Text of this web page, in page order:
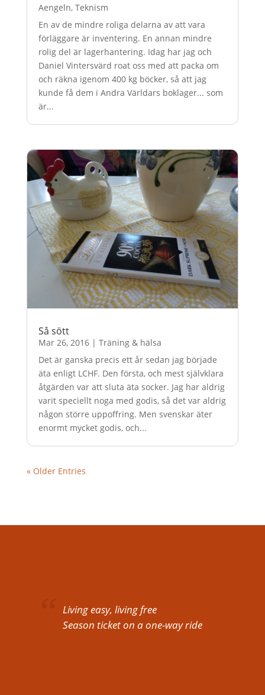
Aengeln, Teknism
En av de mindre roliga delarna av att vara
förläggare är inventering. En annan mindre
rolig del är lagerhantering. Idag har jag och
Daniel Vintersvärd roat oss med att packa om
och räkna igenom 400 kg böcker, så att jag
kunde få dem i Andra Världars boklager... som
är...
Så sött
Mar 26, 2016| Träning & hälsa
Det är ganska precis ett år sedan jag började
äta enligt LCHF. Den första, och mest självklara
åtgärden var att sluta äta socker. Jag har aldrig
varit speciellt noga med godis, så det var aldrig
någon större uppoffring. Men svenskar äter
enormt mycket godis, och...
« Older Entries
Living easy, living free
Season ticket on a one-way ride